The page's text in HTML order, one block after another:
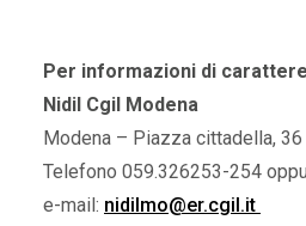
Per informazioni di carattere
Nidil Cgil Modena
Modena – Piazza cittadella, 36
Telefono 059.326253-254
e-mail: nidilmo@er.cgil.it